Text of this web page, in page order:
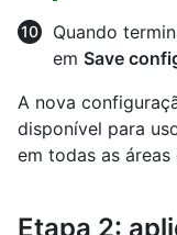
Quando
em Save
A nova
disponível para
em todas as áreas
Etapa 2: